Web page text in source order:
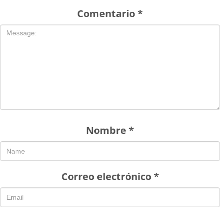
Comentario*
Nombre *
Correo electrónico*